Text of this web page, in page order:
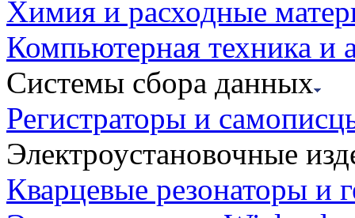
Химия и расходные
Компьютерная техника и
Системы сбора данных
Регистраторы и
Электроустановочные
Кварцевые резонаторы и